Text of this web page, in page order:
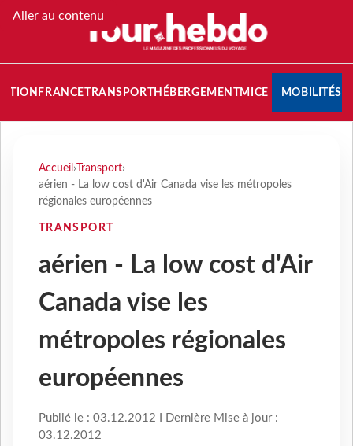
Aller au contenu
FRANCETRANSPORT HÉBERGEMENTMICE MOBILITÉS
Accueil › Transport›
aérien - La low cost d'Air Canada vise les métropoles
régionales européennes
TRANSPORT
aérien - La low cost d'Air
Canada vise les
métropoles régionales
européennes
Publié le : 03.12.2012 I Dernière Mise à jour :
03.12.2012